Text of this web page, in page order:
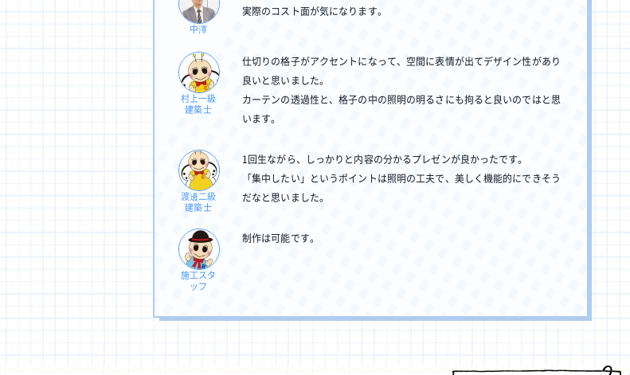
中澤
実際のコスト面が気になります。
村上一級
建築士
仕切りの格子がアクセントになって、空間に表情が出てデザイン性があり
良いと思いました。
カーテンの透過性と、格子の中の照明の明るさにも拘ると良いのではと思
います。
渡邊二級
建築士
1回生ながら、しっかりと内容の分かるプレゼンが良かったです。
「集中したい」というポイントは照明の工夫で、美しく機能的にできそう
だなと思いました。
施工スタ
ッフ
制作は可能です。